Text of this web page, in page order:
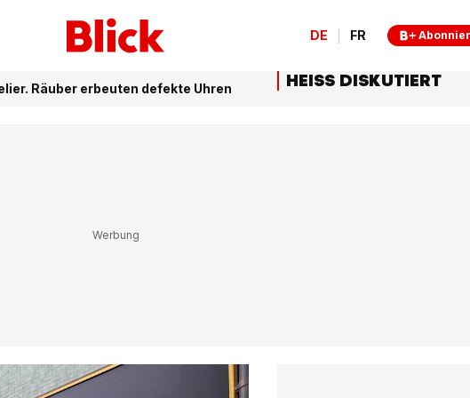
DE FR
Räuber erbeuten defekte Uhren HEISS DISKUTIERT